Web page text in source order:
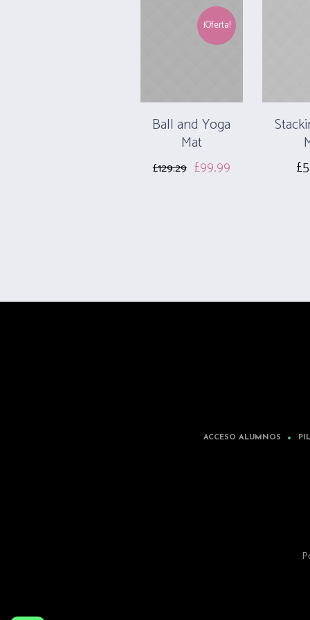
¡Oferta!
Ball and Yoga
Mat
£129.29 £99.99
£
ACCESO ALUMNOS